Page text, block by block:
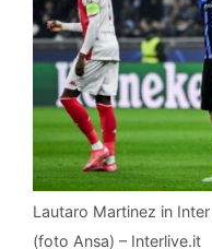
Lautaro Martinez in
(foto Ansa) – Interlive.it